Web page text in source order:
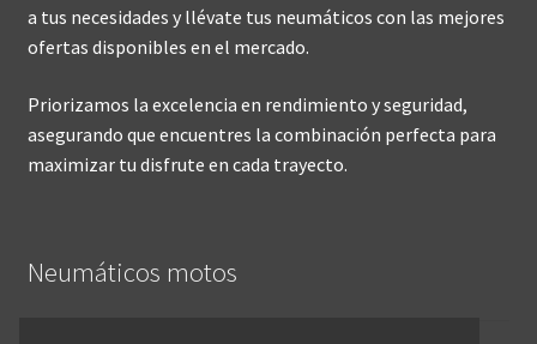
a tus necesidades y llévate tus neumáticos con las mejores
ofertas disponibles en el mercado.
Priorizamos la excelencia en rendimiento y seguridad,
asegurando que encuentres la combinación perfecta para
maximizar tu disfrute en cada trayecto.
Neumáticos motos